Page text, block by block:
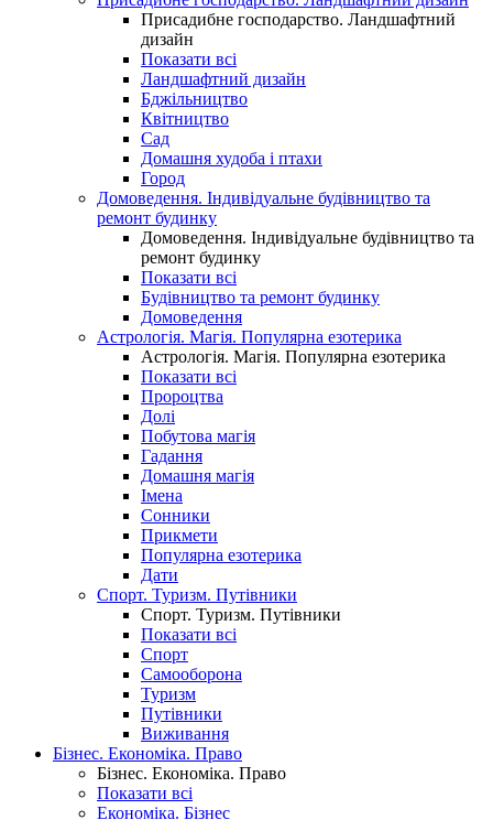
Присадибне господарство. Ландшафтний
дизайн
Показати всі
Ландшафтний дизайн
Бджільництво
Квітництво
Сад
Домашня худоба і птахи
Город
Домоведення. Індивідуальне будівництво та
ремонт будинку
Домоведення. Індивідуальне будівництво та
ремонт будинку
Показати всі
Будівництво та ремонт будинку
Домоведення
Астрологія. Магія. Популярна езотерика
Астрологія. Магія. Популярна езотерика
Показати всі
Пророцтва
Долі
Побутова магія
Гадання
Домашня магія
Імена
Сонники
Прикмети
Популярна езотерика
Дати
Спорт. Туризм. Путівники
Спорт. Туризм. Путівники
Показати всі
Спорт
Самооборона
Туризм
Путівники
Виживання
Бізнес. Економіка. Право
Бізнес. Економіка. Право
Показати всі
Економіка. Бізнес